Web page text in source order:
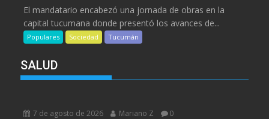
El mandatario encabezó una jornada de obras en la
capital tucumana donde presentó los avances de...
Populares Sociedad Tucumán
SALUD
7 de agosto de 2026 Mariano Z 0